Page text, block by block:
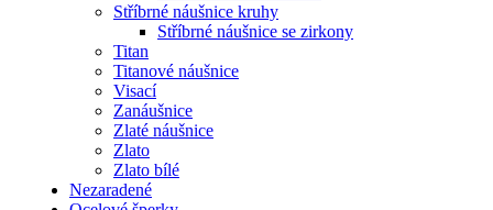
Stříbrné náušnice kruhy
Stříbrné náušnice se zirkony
Titan
Titanové náušnice
Visací
Zanáušnice
Zlaté náušnice
Zlato
Zlato bílé
Nezaradené